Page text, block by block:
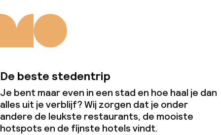
De beste stedentrip
Je bent maar even in een stad en hoe haal je dan
alles uit je verblijf? Wij zorgen dat je onder
andere de leukste restaurants, de mooiste
hotspots en de fijnste hotels vindt.